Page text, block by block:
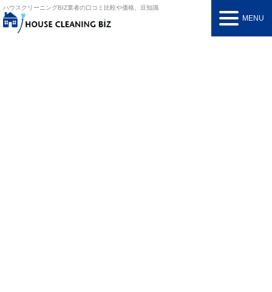
ハウスクリーニングBIZ業者の口コミ比較や価格、豆知識
MENU